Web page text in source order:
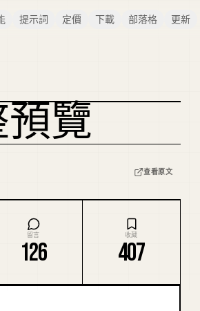
提示詞 定價 下載 部落格 更新
預覽
查看原文
留言
126
收藏
407